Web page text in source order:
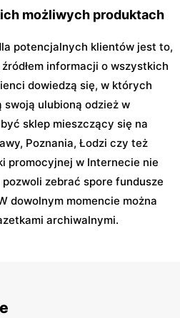
możliwych produktach
potencjalnych klientów jest to,
informacji o wszystkich
dowiedzą się, w których
ulubioną odzież w
sklep mieszczący się na
Poznania, Łodzi czy też
promocyjnej w Internecie nie
zebrać spore fundusze
dowolnym momencie można
archiwalnymi.